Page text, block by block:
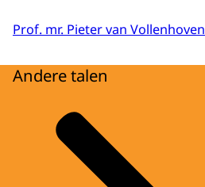
Prof. mr. Pieter van Vollenhoven
Andere talen